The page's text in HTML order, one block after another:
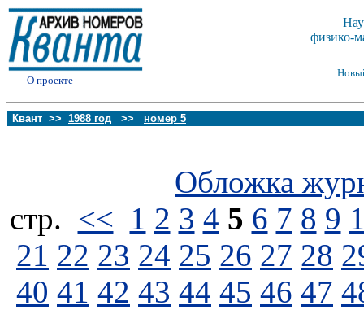
О проекте
физико-
Квант >> 1988 год >> номер 5
Обложка
стp. << 1 2 3 4 5 6 7 8 9
21 22 23 24 25 26 27 28
40 41 42 43 44 45 46 47